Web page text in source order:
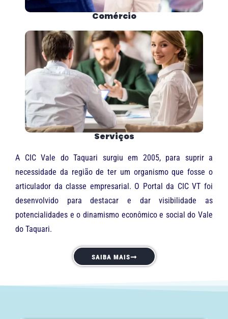
Comércio
Serviços
A CIC Vale do Taquari surgiu em 2005, para suprir a
necessidade da região de ter um organismo que fosse o
articulador da classe empresarial. O Portal da CIC VT foi
desenvolvido para destacar e dar visibilidade as
potencialidades e o dinamismo econômico e social do Vale
do Taquari.
SAIBA MAIS